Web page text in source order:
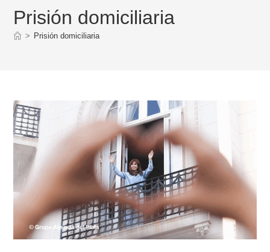
Prisión domiciliaria
> Prisión domiciliaria